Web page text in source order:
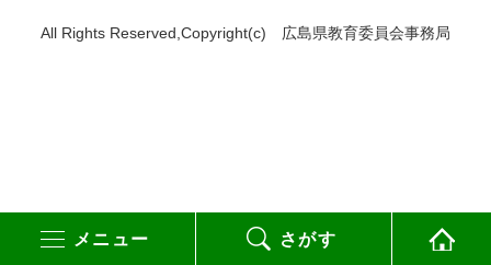
メニュー さがす
All Rights Reserved,Copyright(c) 広島県教育委員会事務局